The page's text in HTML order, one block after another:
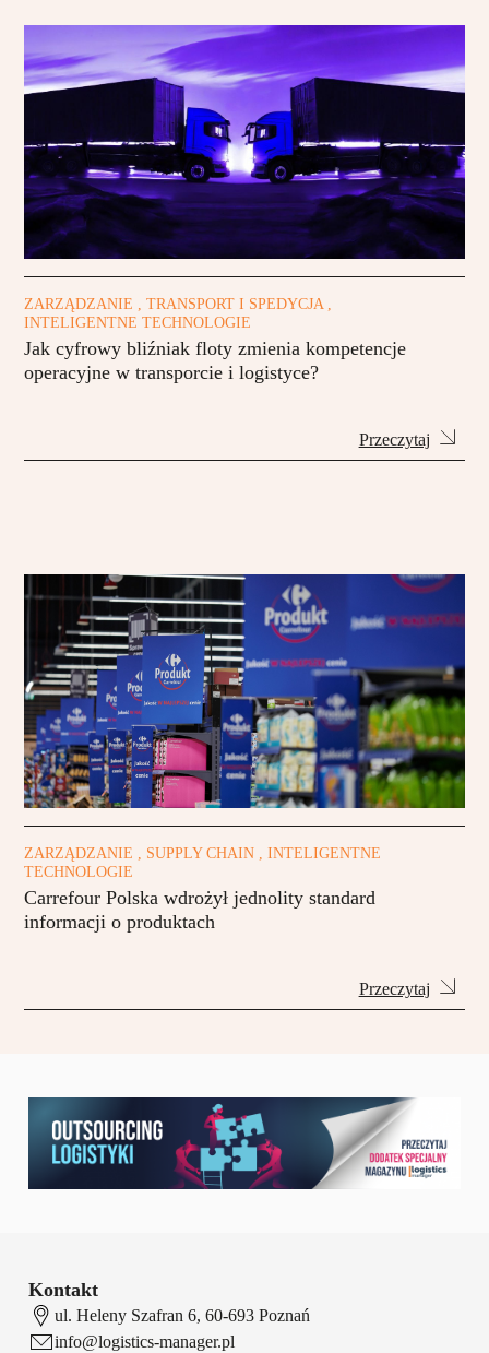
ZARZĄDZANIE , TRANSPORT I SPEDYCJA ,
INTELIGENTNE TECHNOLOGIE
Jak cyfrowy bliźniak floty zmienia kompetencje
operacyjne w transporcie i logistyce?
Przeczytaj
ZARZĄDZANIE , SUPPLY CHAIN , INTELIGENTNE
TECHNOLOGIE
Carrefour Polska wdrożył jednolity standard
informacji o produktach
Przeczytaj
Kontakt
ul. Heleny Szafran 6, 60-693 Poznań
info@logistics-manager.pl